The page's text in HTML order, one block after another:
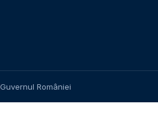
Guvernul României